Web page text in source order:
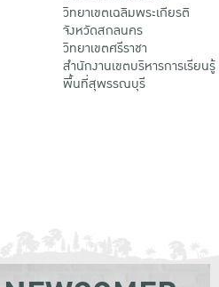
วิทยาเขตเฉลิมพระเกียรติ
จังหวัดสกลนคร
วิทยาเขตศรีราชา
สำนักงานเขตบริหารการเรียนรู้
พื้นที่สุพรรณบุรี